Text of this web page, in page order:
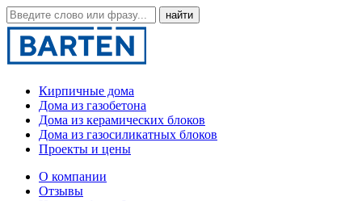
Кирпичные дома
Дома из газобетона
Дома из керамических блоков
Дома из газосиликатных блоков
Проекты и цены
О компании
Отзывы